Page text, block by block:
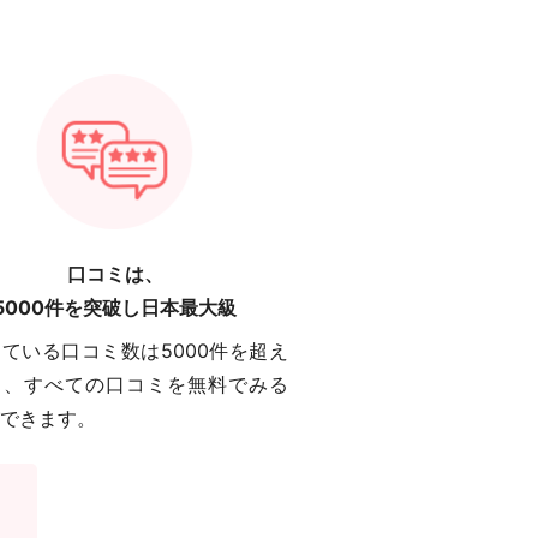
口コミは、
件を突破し日本最大級
いる口コミ数は5000件を超え
すべての口コミを無料でみる
きます。